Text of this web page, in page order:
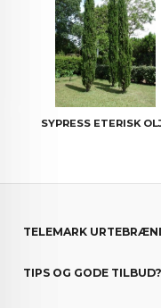
SYPRESS ETERISK
TELEMARK
TIPS OG GODE TILBUD?